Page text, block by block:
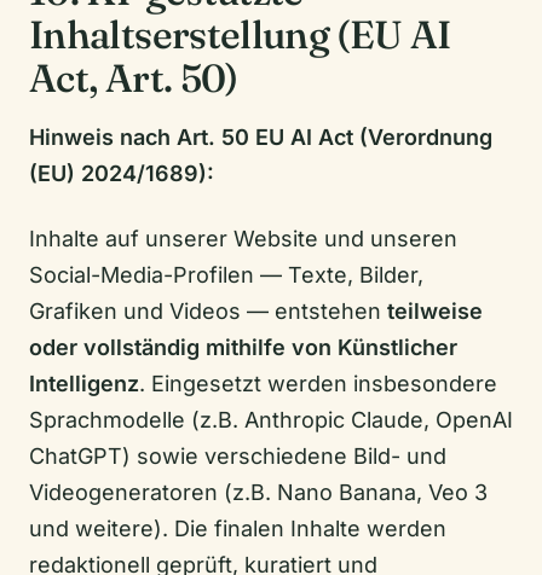
Inhaltserstellung (EU AI
Act, Art. 50)
Hinweis nach Art. 50 EU AI Act (Verordnung
(EU) 2024/1689):
Inhalte auf unserer Website und unseren
Social-Media-Profilen — Texte, Bilder,
Grafiken und Videos — entstehen teilweise
oder vollständig mithilfe von Künstlicher
Intelligenz. Eingesetzt werden insbesondere
Sprachmodelle (z.B. Anthropic Claude, OpenAI
ChatGPT) sowie verschiedene Bild- und
Videogeneratoren (z.B. Nano Banana, Veo 3
und weitere). Die finalen Inhalte werden
redaktionell geprüft, kuratiert und